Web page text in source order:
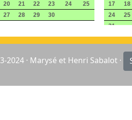
20 21 22 23 24
25
27 28 29 30
17
18
24
25
31
2024 · Marysé et Henri Sabalot ·